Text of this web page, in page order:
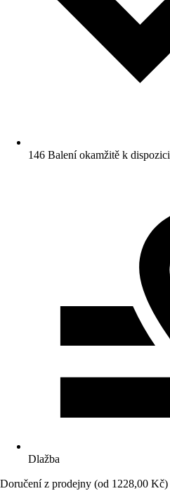
146 Balení okamžitě k dispozici
Dlažba
Doručení z prodejny (od 1228,00 Kč)